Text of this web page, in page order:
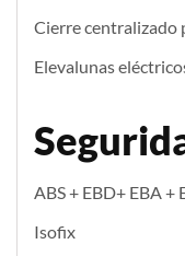
Cierre
Elevalunas
ABS + EBD+ EBA +
Isofix